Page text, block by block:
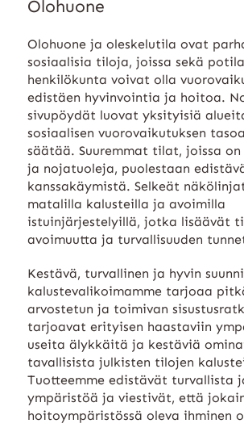
Olohuone
Olohuone ja oleskelutila ovat
sosiaalisia tiloja, joissa sekä
henkilökunta voivat olla
edistäen hyvinvointia ja hoitoa.
sivupöydät luovat yksityisiä
sosiaalisen vuorovaikutuksen
säätää. Suuremmat tilat, joissa on
ja nojatuoleja, puolestaan
kanssakäymistä. Selkeät
matalilla kalusteilla ja avoimilla
istuinjärjestelyillä, jotka lisäävät
avoimuutta ja turvallisuuden
Kestävä, turvallinen ja hyvin
kalustevalikoimamme tarjoaa
arvostetun ja toimivan
tarjoavat erityisen haastaviin
useita älykkäitä ja kestäviä
tavallisista julkisten tilojen
Tuotteemme edistävät turvallista
ympäristöä ja viestivät, että
hoitoympäristössä oleva ihminen